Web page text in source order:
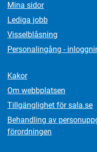
Mina sidor
Lediga jobb
Visselblåsning
Personalingång -
Kakor
Om webbplatsen
Tillgänglighet för sala.se
Behandling av
förordningen